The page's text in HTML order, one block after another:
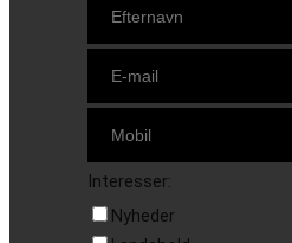
Interesser:
Nyheder